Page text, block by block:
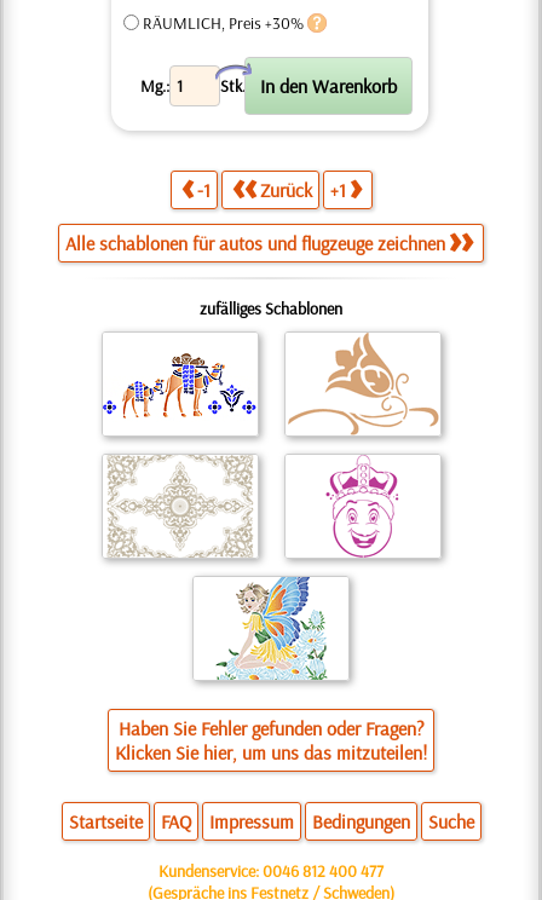
RÄUMLICH, Preis +30%
Mg.: Stk.
X
-1 Zurück +1
Alle schablonen für autos und flugzeuge zeichnen
zufälliges Schablonen
Haben Sie Fehler gefunden oder Fragen?
Klicken Sie hier, um uns das mitzuteilen!
Startseite FAQ Impressum Bedingungen Suche
Kundenservice:0046 812 400 477
(Gespräche ins Festnetz / Schweden)